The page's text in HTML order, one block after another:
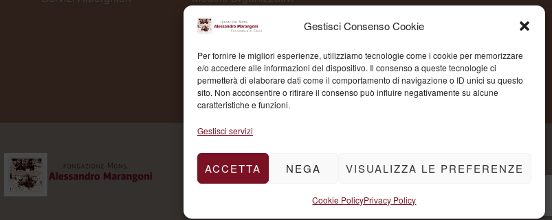
Gestisci Consenso Cookie
Per fornire le migliori esperienze, utilizziamo tecnologie come i cookie per memorizzare
e/o accedere alle informazioni del dispositivo. Il consenso a queste tecnologie ci
permetterà di elaborare dati come il comportamento di navigazione o ID unici su questo
sito. Non acconsentire o ritirare il consenso può influire negativamente su alcune
caratteristiche e funzioni.
Gestisci servizi
ACCETTA NEGA VISUALIZZA LE PREFERENZE
Cookie PolicyPrivacy Policy
Whistleblowing
non perderti le ultime novità da